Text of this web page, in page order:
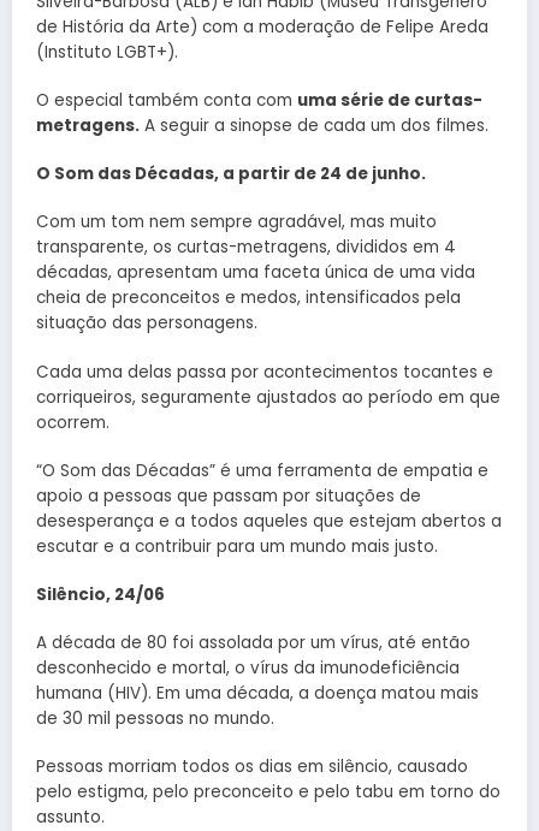
de História da Arte) com a moderação de Felipe Areda
(Instituto LGBT+).
O especial também conta com uma série de curtas-
metragens. A seguir a sinopse de cada um dos filmes.
O Som das Décadas, a partir de 24 de junho.
Com um tom nem sempre agradável, mas muito
transparente, os curtas-metragens, divididos em 4
décadas, apresentam uma faceta única de uma vida
cheia de preconceitos e medos, intensificados pela
situação das personagens.
Cada uma delas passa por acontecimentos tocantes e
corriqueiros, seguramente ajustados ao período em que
ocorrem.
“O Som das Décadas” é uma ferramenta de empatia e
apoio a pessoas que passam por situações de
desesperança e a todos aqueles que estejam abertos a
escutar e a contribuir para um mundo mais justo.
Silêncio, 24/06
A década de 80 foi assolada por um vírus, até então
desconhecido e mortal, o vírus da imunodeficiência
humana (HIV). Em uma década, a doença matou mais
de 30 mil pessoas no mundo.
Pessoas morriam todos os dias em silêncio, causado
pelo estigma, pelo preconceito e pelo tabu em torno do
assunto.